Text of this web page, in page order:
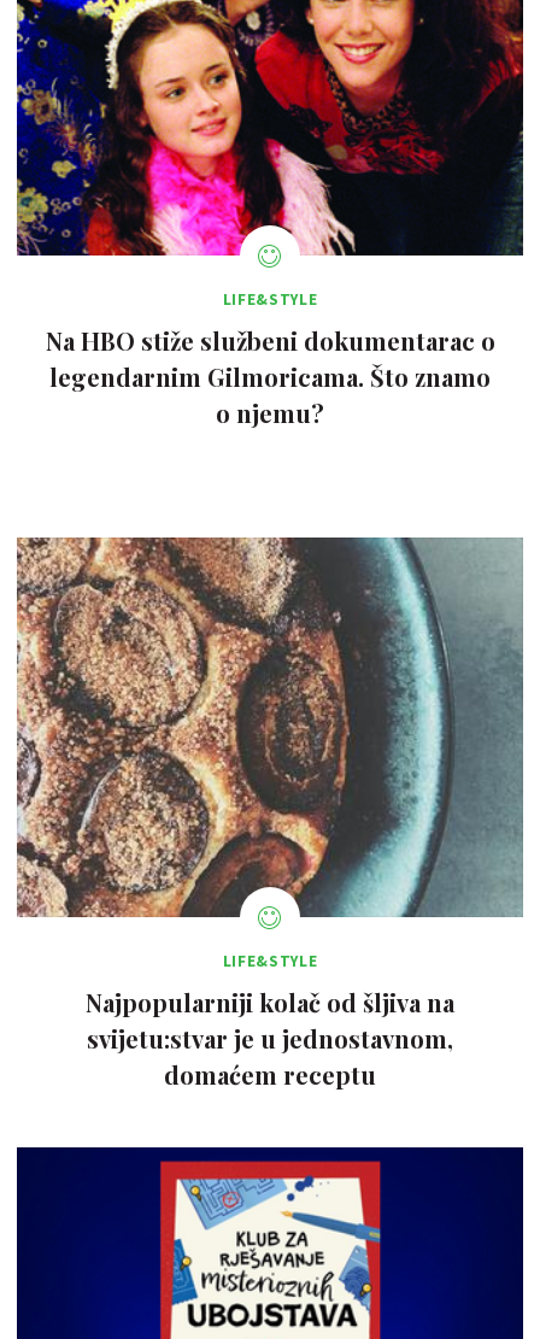
LIFE&STYLE
Na HBO stiže službeni dokumentarac o
legendarnim Gilmoricama. Što znamo
o njemu?
LIFE&STYLE
Najpopularniji kolač od šljiva na
svijetu:stvar je u jednostavnom,
domaćem receptu